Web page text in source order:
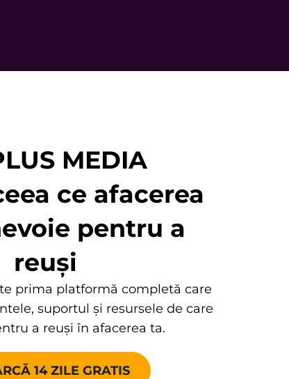
MEDIA
ce afacerea
pentru a
reuși
prima platformă completă care
suportul și resursele de care
a reuși în afacerea ta.
14 ZILE GRATIS